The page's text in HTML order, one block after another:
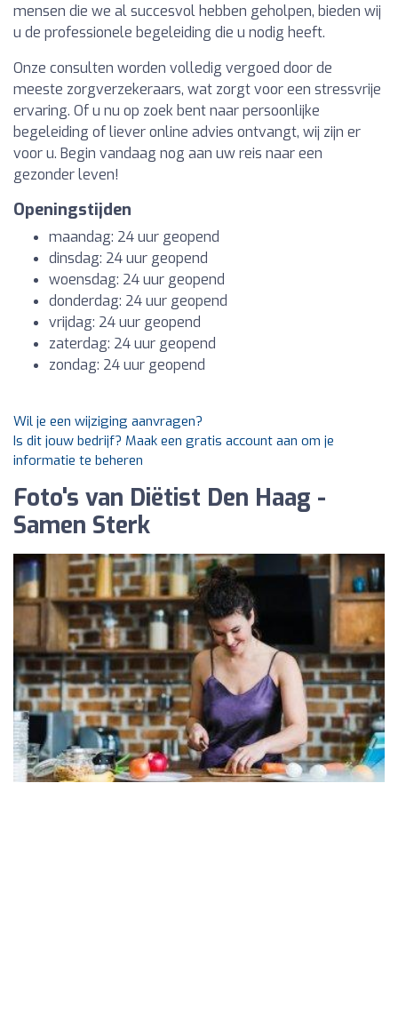
mensen die we al succesvol hebben geholpen, bieden wij
u de professionele begeleiding die u nodig heeft.
Onze consulten worden volledig vergoed door de
meeste zorgverzekeraars, wat zorgt voor een stressvrije
ervaring. Of u nu op zoek bent naar persoonlijke
begeleiding of liever online advies ontvangt, wij zijn er
voor u. Begin vandaag nog aan uw reis naar een
gezonder leven!
Openingstijden
maandag: 24 uur geopend
dinsdag: 24 uur geopend
woensdag: 24 uur geopend
donderdag: 24 uur geopend
vrijdag: 24 uur geopend
zaterdag: 24 uur geopend
zondag: 24 uur geopend
Wil je een wijziging aanvragen?
Is dit jouw bedrijf? Maak een gratis account aan om je
informatie te beheren
Foto's van Diëtist Den Haag -
Samen Sterk